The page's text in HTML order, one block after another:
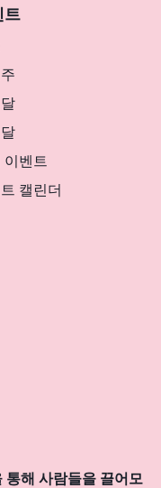
트
이벤트
캘린더
통해 사람들을 끌어모